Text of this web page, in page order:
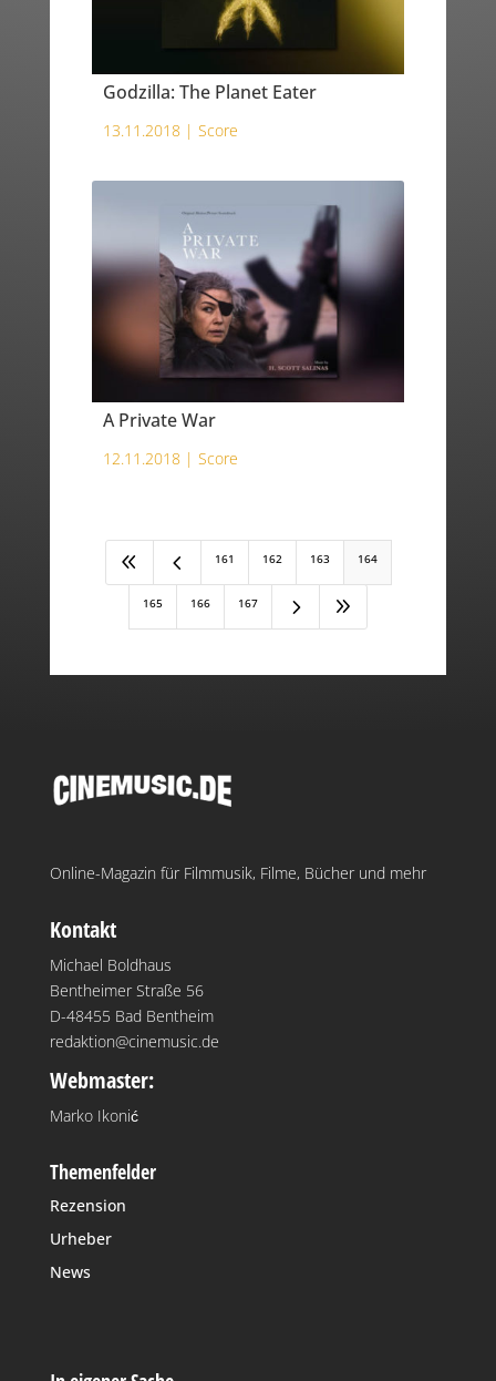
Godzilla: The Planet Eater
13.11.2018 | Score
A Private War
12.11.2018 | Score
8 4 161 162 163 164
165 166 167 5 9
Online-Magazin für Filmmusik, Filme, Bücher und mehr
Kontakt
Michael Boldhaus
Bentheimer Straße 56
D-48455 Bad Bentheim
redaktion@cinemusic.de
Webmaster:
Marko Ikonić
Themenfelder
Rezension
Urheber
News